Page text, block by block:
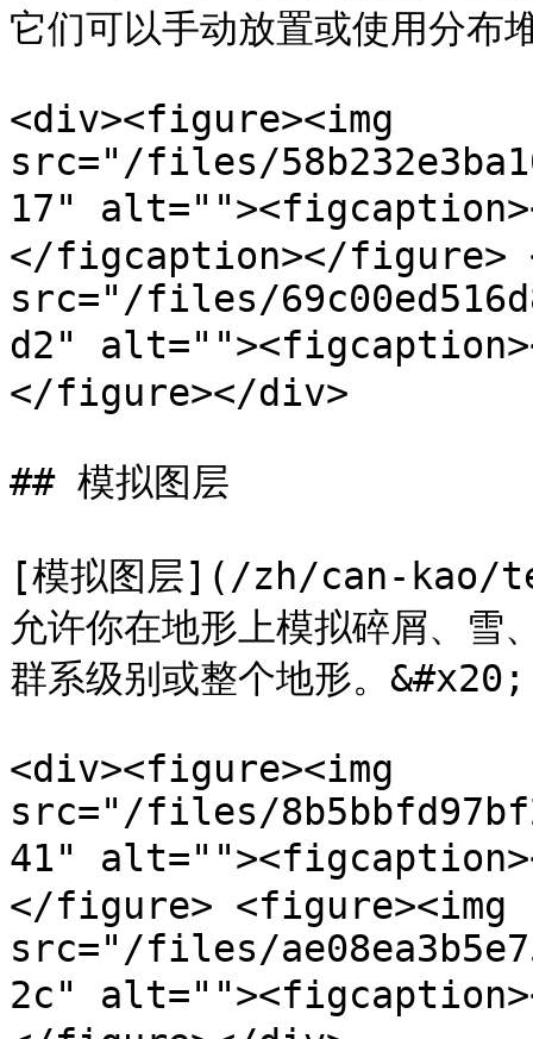
它们可以手动放置或使用分布
<div><figure><img
src="/files/
17"
</figcaption></figure>
src="/files/
d2"
</figure></div>
## 模拟图层
[模拟图层](/zh/can-
允许你在地形上模拟碎屑、雪
群系级别或整个地形。&#x20;
<div><figure><img
src="/files/
41"
</figure> <figure><img
src="/files/
2c"